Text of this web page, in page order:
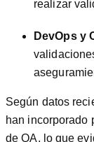
realizar
DevOps y
Según datos
han incorporado
de QA, lo que